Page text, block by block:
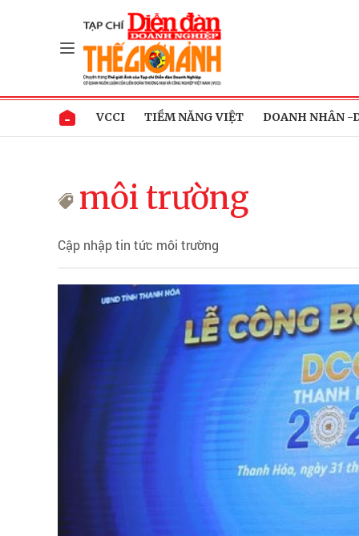
VCCI TIỀM NĂNG VIỆT DOANH NHÂN -
môi trường
Cập nhập tin tức môi trường